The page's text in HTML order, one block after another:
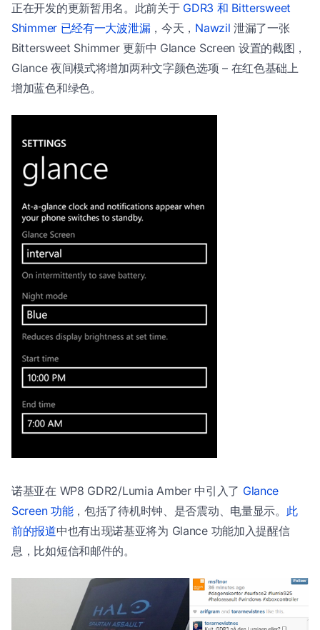
正在开发的更新暂用名。此前关于 GDR3 和 Bittersweet
Shimmer 已经有一大波泄漏，今天， Nawzil 泄漏了一张
Bittersweet Shimmer 更新中 Glance Screen 设置的截图，
Glance 夜间模式将增加两种文字颜色选项 – 在红色基础上
增加蓝色和绿色。
诺基亚在 WP8 GDR2/Lumia Amber 中引入了 Glance
Screen 功能，包括了待机时钟、是否震动、电量显示。 此
前的报道中也有出现诺基亚将为 Glance 功能加入提醒信
息，比如短信和邮件的。